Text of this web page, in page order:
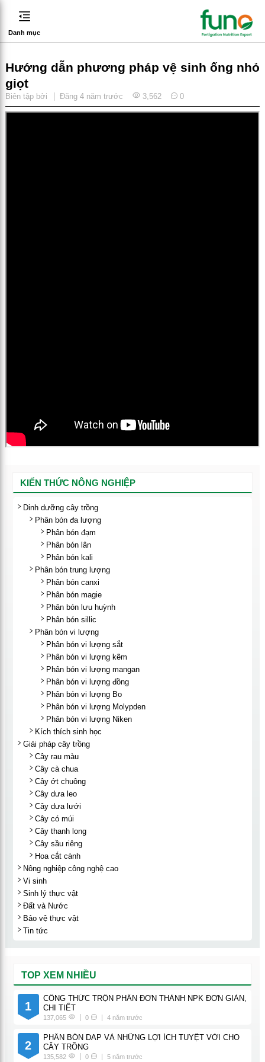
Danh mục
Hướng dẫn phương pháp vệ sinh ống nhỏ
giọt
Biên tập bởi Đăng 4 năm trước 3,562 0
KIẾN THỨC NÔNG NGHIỆP
Dinh dưỡng cây trồng
Phân bón đa lượng
Phân bón đạm
Phân bón lân
Phân bón kali
Phân bón trung lượng
Phân bón canxi
Phân bón magie
Phân bón lưu huỳnh
Phân bón sillic
Phân bón vi lượng
Phân bón vi lượng sắt
Phân bón vi lượng kẽm
Phân bón vi lượng mangan
Phân bón vi lượng đồng
Phân bón vi lượng Bo
Phân bón vi lượng Molypden
Phân bón vi lượng Niken
Kích thích sinh học
Giải pháp cây trồng
Cây rau màu
Cây cà chua
Cây ớt chuông
Cây dưa leo
Cây dưa lưới
Cây có múi
Cây thanh long
Cây sầu riêng
Hoa cắt cành
Nông nghiệp công nghệ cao
Vi sinh
Sinh lý thực vật
Đất và Nước
Bảo vệ thực vật
Tin tức
TOP XEM NHIỀU
1
CÔNG THỨC TRỘN PHÂN ĐƠN THÀNH NPK ĐƠN GIẢN,
CHI TIẾT
137,065 0 4 năm trước
2
PHÂN BÓN DAP VÀ NHỮNG LỢI ÍCH TUYỆT VỜI CHO
CÂY TRỒNG
135,582 0 5 năm trước